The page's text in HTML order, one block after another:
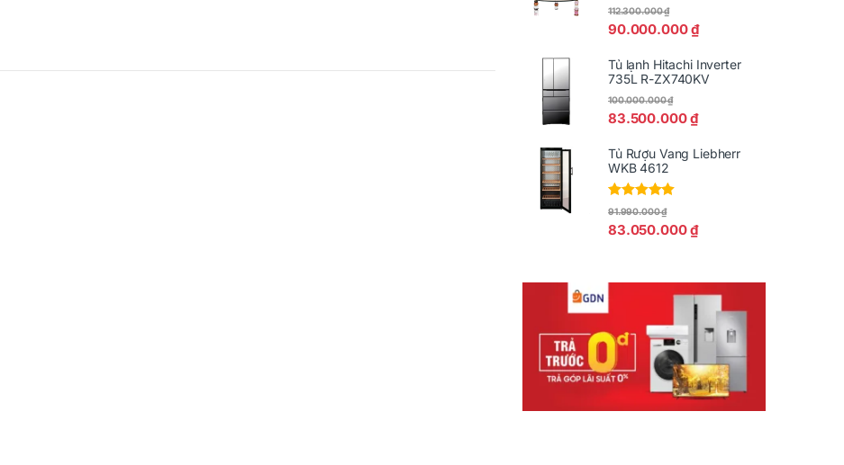
90.000.000₫
112.300.000₫
Tủ lạnh Hitachi Inverter
735L R-ZX740KV
83.500.000₫
100.000.000₫
Tủ Rượu Vang Liebherr
WKB 4612
Được xếp
5
sao
83.050.000₫
91.990.000₫